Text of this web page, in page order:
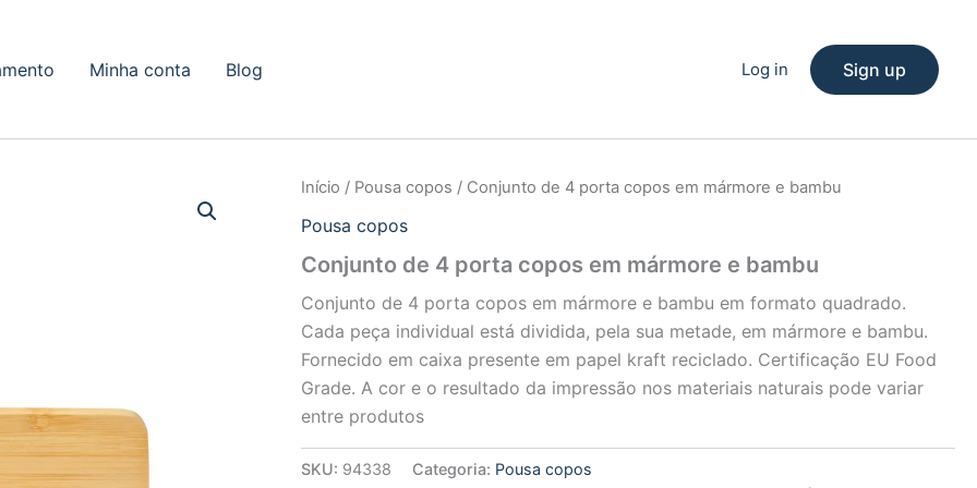
Minha conta Blog Log in Sign up
Início / Pousa copos / Conjunto de 4 porta copos em mármore e bambu
Pousa copos
Conjunto de 4 porta copos em mármore e bambu
Conjunto de 4 porta copos em mármore e bambu em formato quadrado.
Cada peça individual está dividida, pela sua metade, em mármore e bambu.
Fornecido em caixa presente em papel kraft reciclado. Certificação EU Food
Grade. A cor e o resultado da impressão nos materiais naturais pode variar
entre produtos
SKU: 94338 Categoria: Pousa copos